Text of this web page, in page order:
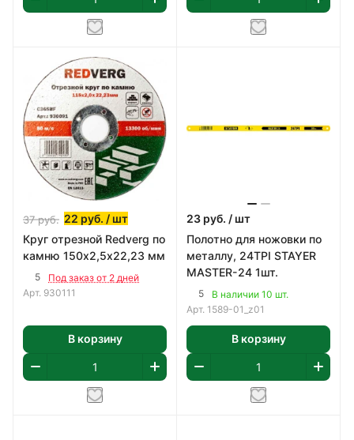
37руб. 22 руб. / шт
Круг отрезной Redverg по
камню 150х2,5х22,23 мм
5
Под заказ от 2 дней
Арт. 930111
В корзину
23 руб. / шт
Полотно для ножовки по
металлу, 24TPI STAYER
MASTER-24 1шт.
5
В наличии 10 шт.
Арт. 1589-01_z01
В корзину